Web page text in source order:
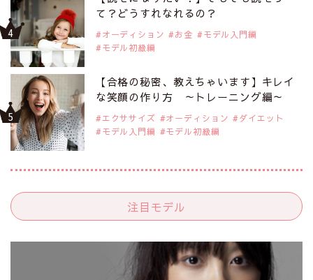
て？どうすれなれるの？
オーディション お金
モデル入門編
モデル初級編
【合格の秘密、教えちゃいます】キレイ
な笑顔の作り方 ～トレーニング編～
エクササイズ オーディション
ダイエット
モデル入門編
モデル初級編
注目モデル